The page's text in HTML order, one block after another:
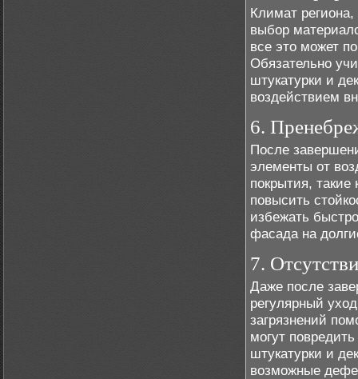
Климат
выбор
все это может
Обязательно
штукатурки и
воздействием
6.
После
элементы от
покрытия,
повысить
избежать
фасада на
7.
Даже после
регулярный
загрязнений
могут
штукатурки и
возможные